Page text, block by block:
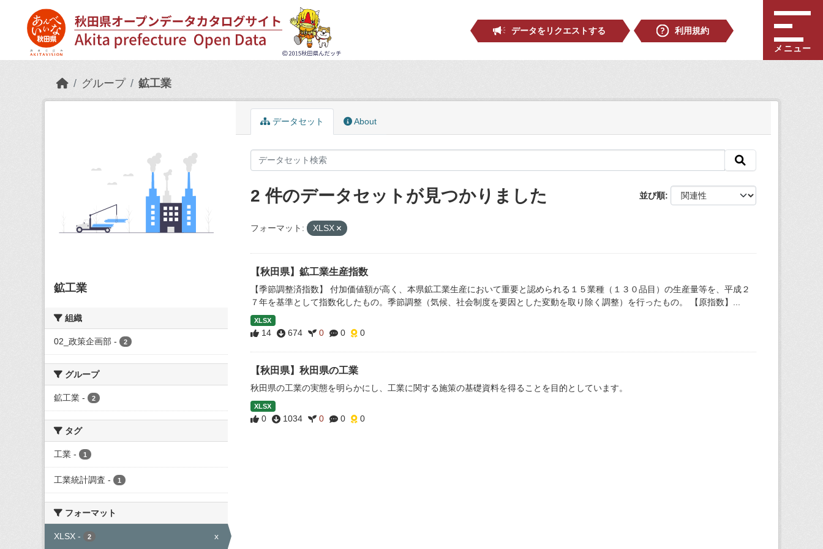
データをリクエストする
利用規約
メニュー
グループ 鉱工業
鉱工業
組織
02_政策企画部 - 2
グループ
鉱工業 - 2
タグ
工業 - 1
工業統計調査 - 1
フォーマット
XLSX - 2 x
データセット About
並び順
2 件のデータセットが見つかりました
フォーマット: XLSX
【秋田県】鉱工業生産指数
【季節調整済指数】 付加価値額が高く、本県鉱工業生産において重要と認められる１５業種（１３０品目）の生産量等を、平成２
７年を基準として指数化したもの。季節調整（気候、社会制度を要因とした変動を取り除く調整）を行ったもの。 【原指数】...
XLSX
14 674 0 0 0
【秋田県】秋田県の工業
秋田県の工業の実態を明らかにし、工業に関する施策の基礎資料を得ることを目的としています。
XLSX
0 1034 0 0 0